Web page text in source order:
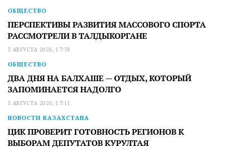
ОБЩЕСТВО
ПЕРСПЕКТИВЫ РАЗВИТИЯ МАССОВОГО СПОРТА
РАССМОТРЕЛИ В ТАЛДЫКОРГАНЕ
5 АВГУСТА 2026, 17:59
ОБЩЕСТВО
ДВА ДНЯ НА БАЛХАШЕ — ОТДЫХ, КОТОРЫЙ
ЗАПОМИНАЕТСЯ НАДОЛГО
5 АВГУСТА 2026, 17:11
НОВОСТИ КАЗАХСТАНА
ЦИК ПРОВЕРИТ ГОТОВНОСТЬ РЕГИОНОВ К
ВЫБОРАМ ДЕПУТАТОВ КУРУЛТАЯ